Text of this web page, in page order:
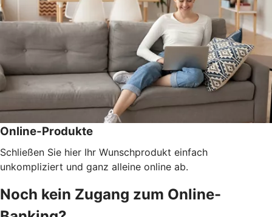
Online-Produkte
Schließen Sie hier Ihr Wunschprodukt einfach
unkompliziert und ganz alleine online ab.
Noch kein Zugang zum Online-